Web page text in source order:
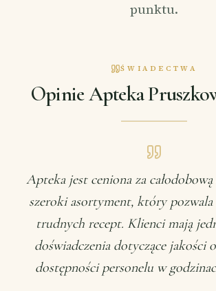
punktu.
ŚWIADECTWA
Opinie Apteka
Apteka jest ceniona za
szeroki asortyment, który pozwala
trudnych recept. Klienci mają
doświadczenia dotyczące jakości
dostępności personelu w